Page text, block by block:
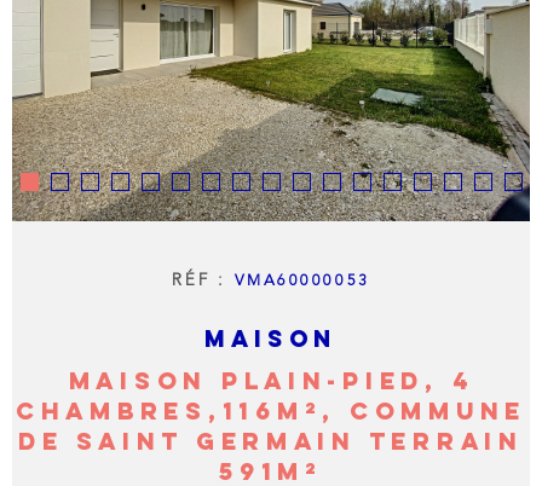
LIVRE
NOTRE
NOTRE
RÉF : VMA60000053
MAISON
MAISON PLAIN-PIED, 4
CHAMBRES,116M², COMMUNE
DE SAINT GERMAIN TERRAIN
591M²